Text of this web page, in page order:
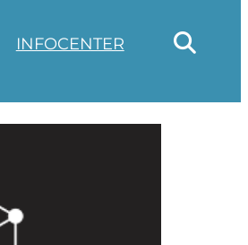
INFOCENTER
e
n